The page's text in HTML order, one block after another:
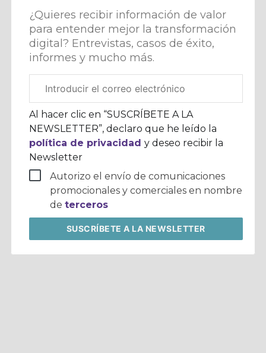
¿Quieres recibir información de valor
para entender mejor la transformación
digital? Entrevistas, casos de éxito,
informes y mucho más.
electrónico
corporativo
Al hacer clic en “SUSCRÍBETE A LA
NEWSLETTER”, declaro que he leído la
política de privacidady deseo recibir la
Newsletter
Autorizo el envío de comunicaciones
promocionales y comerciales en nombre
deterceros
SUSCRÍBETEA LA NEWSLETTER